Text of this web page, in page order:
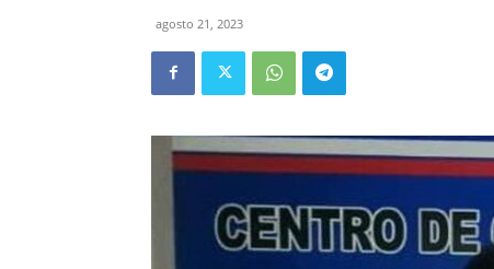
agosto 21, 2023